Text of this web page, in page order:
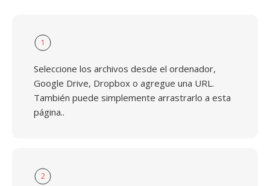
1
Seleccione los archivos desde el ordenador,
Google Drive, Dropbox o agregue una URL.
También puede simplemente arrastrarlo a esta
página..
2